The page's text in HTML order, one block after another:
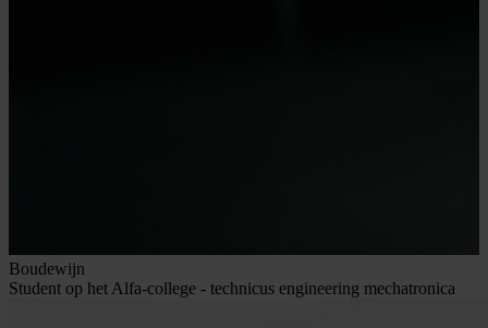
Boudewijn
Student op het Alfa-college - technicus engineering mechatronica